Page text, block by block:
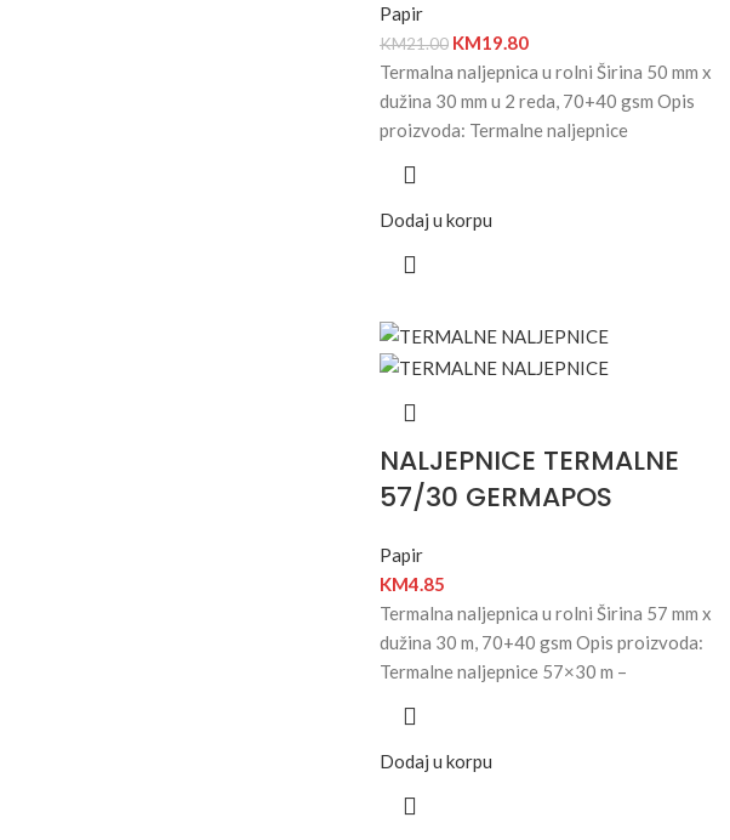
Papir
KM21.00 KM19.80
Termalna naljepnica u rolni Širina 50 mm x
dužina 30 mm u 2 reda, 70+40 gsm Opis
proizvoda: Termalne naljepnice
Dodaj u korpu
NALJEPNICE TERMALNE
57/30 GERMAPOS
Papir
KM4.85
Termalna naljepnica u rolni Širina 57 mm x
dužina 30 m, 70+40 gsm Opis proizvoda:
Termalne naljepnice 57×30 m –
Dodaj u korpu